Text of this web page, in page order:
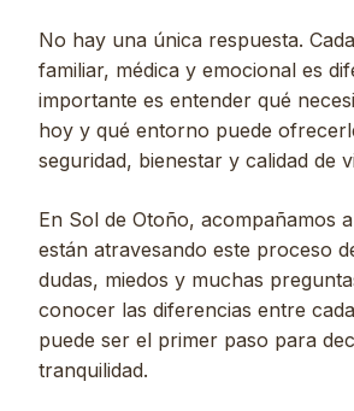
No hay una única respuesta.
familiar, médica y emocional es
importante es entender qué
hoy y qué entorno puede
seguridad, bienestar y calidad de
En Sol de Otoño, acompañamos
están atravesando este proceso
dudas, miedos y muchas
conocer las diferencias entre
puede ser el primer paso para
tranquilidad.